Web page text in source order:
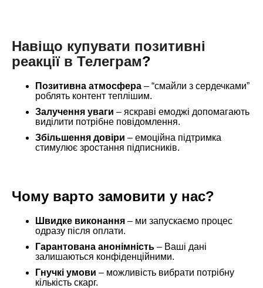
Навіщо купувати позитивні
реакції в Телеграм?
Позитивна атмосфера – “смайли з сердечками”
роблять контент теплішим.
Залучення уваги – яскраві емоджі допомагають
виділити потрібне повідомлення.
Збільшення довіри – емоційна підтримка
стимулює зростання підписників.
Чому варто замовити у нас?
Швидке виконання – ми запускаємо процес
одразу після оплати.
Гарантована анонімність – Ваші дані
залишаються конфіденційними.
Гнучкі умови – можливість вибрати потрібну
кількість скарг.